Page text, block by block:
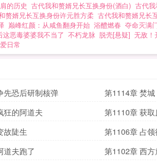
的历史 古代我和赘婿兄长互换身份(酒白) 古代
赘婿兄长互换身份许元胜方柔 古代我和赘婿兄长
巅峰红颜：从咸鱼翻身开始 浴醴燃春 夺命灭满
这恶毒婆婆我不当了 不朽龙脉 脱壳[悬疑] 无敌！
日常
先恐后研制核弹
第1114章 焚城
狂的阿道夫
第1110章 获
故陡生
第1106章 占
道夫跑了 第1102章 西